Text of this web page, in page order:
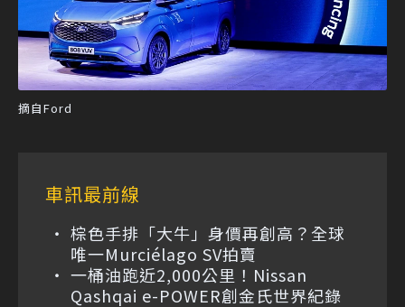
摘自Ford
車訊最前線
棕色手排「大牛」身價再創高？全球
唯一Murciélago SV拍賣
一桶油跑近2,000公里！Nissan
Qashqai e-POWER創金氏世界紀錄